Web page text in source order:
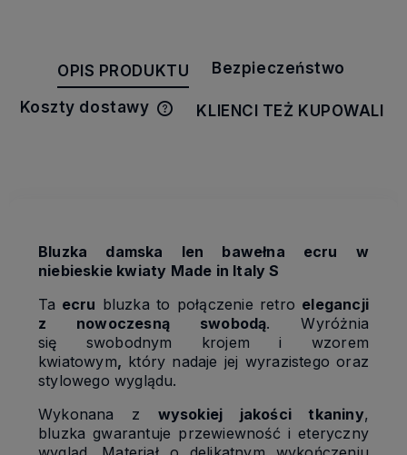
OPIS PRODUKTU Bezpieczeństwo
Koszty dostawy
Cena nie zawiera ewentualnych
KLIENCI TEŻ KUPOWALI
Bluzka damska len bawełna ecru w
niebieskie kwiaty Made in Italy S
Ta ecru bluzka to połączenie retro elegancji
z nowoczesną swobodą. Wyróżnia
się swobodnym krojem i wzorem
kwiatowym, który nadaje jej wyrazistego oraz
stylowego wyglądu.
Wykonana z wysokiej jakości tkaniny,
bluzka gwarantuje przewiewność i eteryczny